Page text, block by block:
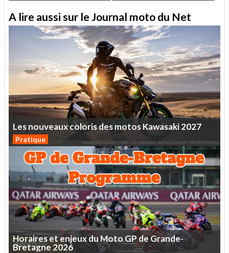
A lire aussi sur le Journal moto du Net
LesnouveauxcolorisdesmotosKawasaki2027
Pratique
HorairesetenjeuxduMotoGPdeGrande-
Bretagne 2026